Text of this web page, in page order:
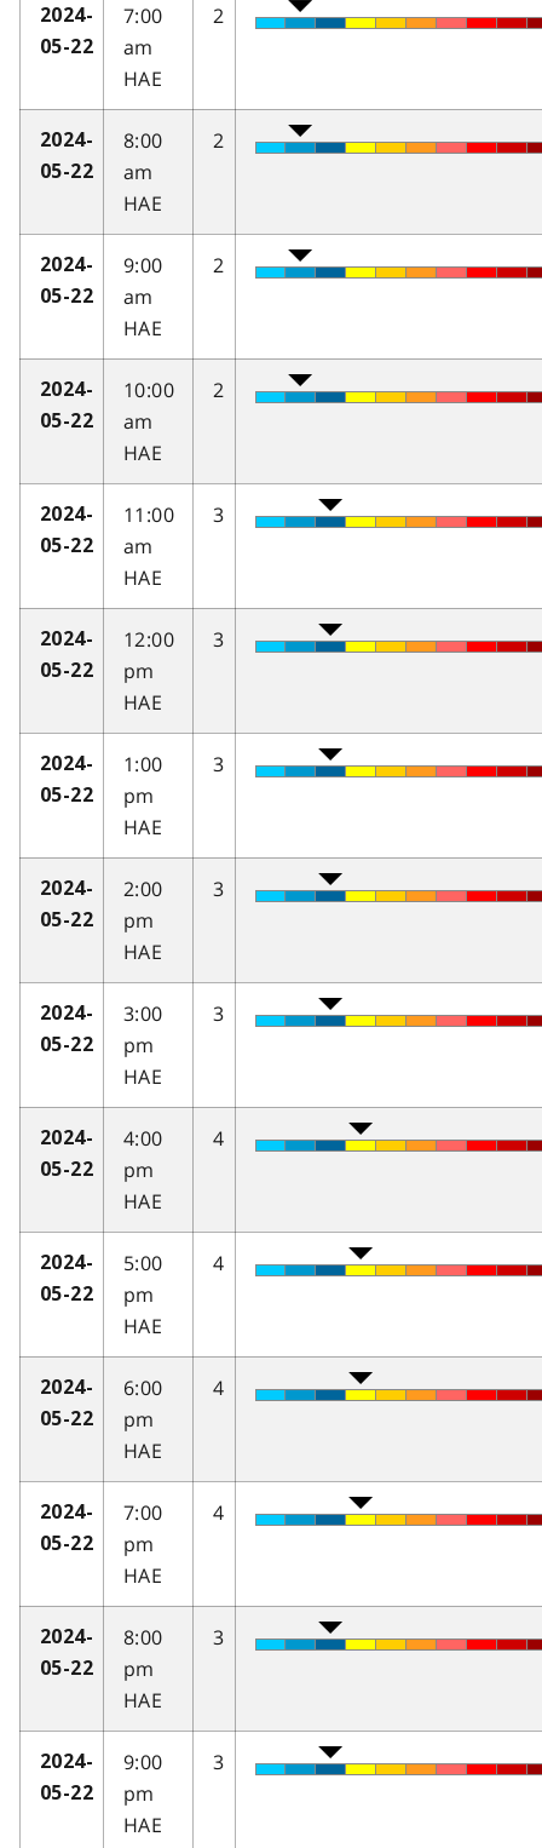
2024-
05-22
7:00
am
HAE
2
2024-
05-22
8:00
am
HAE
2
2024-
05-22
9:00
am
HAE
2
2024-
05-22
10:00
am
HAE
2
2024-
05-22
11:00
am
HAE
3
2024-
05-22
12:00
pm
HAE
3
2024-
05-22
1:00
pm
HAE
3
2024-
05-22
2:00
pm
HAE
3
2024-
05-22
3:00
pm
HAE
3
2024-
05-22
4:00
pm
HAE
4
2024-
05-22
5:00
pm
HAE
4
2024-
05-22
6:00
pm
HAE
4
2024-
05-22
7:00
pm
HAE
4
2024-
05-22
8:00
pm
HAE
3
2024-
05-22
9:00
pm
HAE
3